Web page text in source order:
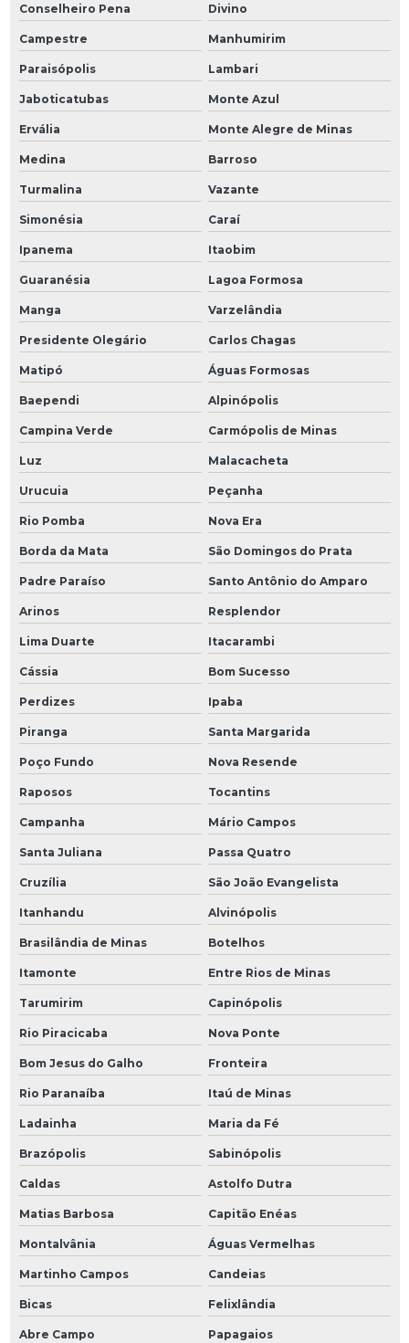
Conselheiro Pena Divino
Campestre Manhumirim
Paraisópolis Lambari
Jaboticatubas Monte Azul
Ervália Monte Alegre de Minas
Medina Barroso
Turmalina Vazante
Simonésia Caraí
Ipanema Itaobim
Guaranésia Lagoa Formosa
Manga Varzelândia
Presidente Olegário Carlos Chagas
Matipó Águas Formosas
Baependi Alpinópolis
Campina Verde Carmópolis de Minas
Luz Malacacheta
Urucuia Peçanha
Rio Pomba Nova Era
Borda da Mata São Domingos do Prata
Padre Paraíso Santo Antônio do Amparo
Arinos Resplendor
Lima Duarte Itacarambi
Cássia Bom Sucesso
Perdizes Ipaba
Piranga Santa Margarida
Poço Fundo Nova Resende
Raposos Tocantins
Campanha Mário Campos
Santa Juliana Passa Quatro
Cruzília São João Evangelista
Itanhandu Alvinópolis
Brasilândia de Minas Botelhos
Itamonte Entre Rios de Minas
Tarumirim Capinópolis
Rio Piracicaba Nova Ponte
Bom Jesus do Galho Fronteira
Rio Paranaíba Itaú de Minas
Ladainha Maria da Fé
Brazópolis Sabinópolis
Caldas Astolfo Dutra
Matias Barbosa Capitão Enéas
Montalvânia Águas Vermelhas
Martinho Campos Candeias
Bicas Felixlândia
Abre Campo Papagaios